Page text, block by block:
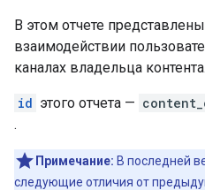
В этом отчете
взаимодействии
каналах владельца контента.
id этого отчета —
.
Примечание: В последней
следующие отличия от